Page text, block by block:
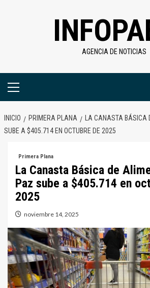
AGENCIA DE NOTICIAS
Menú
INICIO PRIMERA PLANA
LA CANASTA BÁSICA
SUBE A $405.714 EN OCTUBRE DE 2025
Primera Plana
La Canasta Básica de
Paz sube a $405.714 en
2025
noviembre 14, 2025